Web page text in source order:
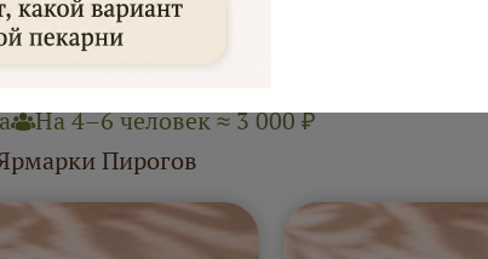
На 4–6 человек ≈ 3 000 ₽
Пирогов